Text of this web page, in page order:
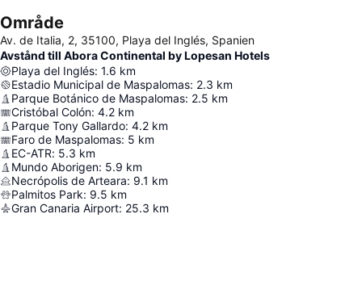
Område
Av. de Italia, 2, 35100, Playa del Inglés, Spanien
Avstånd till Abora Continental by Lopesan Hotels
Playa del Inglés: 1.6 km
Estadio Municipal de Maspalomas: 2.3 km
Parque Botánico de Maspalomas: 2.5 km
Cristóbal Colón: 4.2 km
Parque Tony Gallardo: 4.2 km
Faro de Maspalomas: 5 km
EC-ATR: 5.3 km
Mundo Aborigen: 5.9 km
Necrópolis de Arteara: 9.1 km
Palmitos Park: 9.5 km
Gran Canaria Airport: 25.3 km